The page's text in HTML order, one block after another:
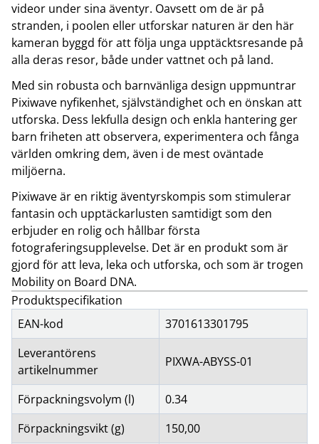
videor under sina äventyr. Oavsett om de är på
stranden, i poolen eller utforskar naturen är den här
kameran byggd för att följa unga upptäcktsresande på
alla deras resor, både under vattnet och på land.
Med sin robusta och barnvänliga design uppmuntrar
Pixiwave nyfikenhet, självständighet och en önskan att
utforska. Dess lekfulla design och enkla hantering ger
barn friheten att observera, experimentera och fånga
världen omkring dem, även i de mest oväntade
miljöerna.
Pixiwave är en riktig äventyrskompis som stimulerar
fantasin och upptäckarlusten samtidigt som den
erbjuder en rolig och hållbar första
fotograferingsupplevelse. Det är en produkt som är
gjord för att leva, leka och utforska, och som är trogen
Mobility on Board DNA.
Produktspecifikation
EAN-kod
3701613301795
Leverantörens
artikelnummer
PIXWA-ABYSS-01
Förpackningsvolym (l)
0.34
Förpackningsvikt (g)
150,00